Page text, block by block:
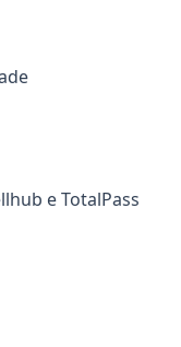
e TotalPass